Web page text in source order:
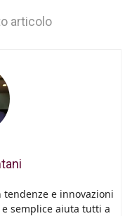
articolo
e innovazioni
semplice aiuta tutti a